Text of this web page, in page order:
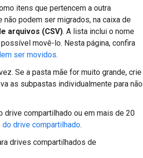
itens que pertencem a outra
podem ser migrados, na caixa de
arquivos (CSV). A lista inclui o nome
movê-lo. Nesta página, confira
ser movidos.
Se a pasta mãe for muito grande, crie
as subpastas individualmente para não
drive compartilhado ou em mais de 20
drive compartilhado.
drives compartilhados de